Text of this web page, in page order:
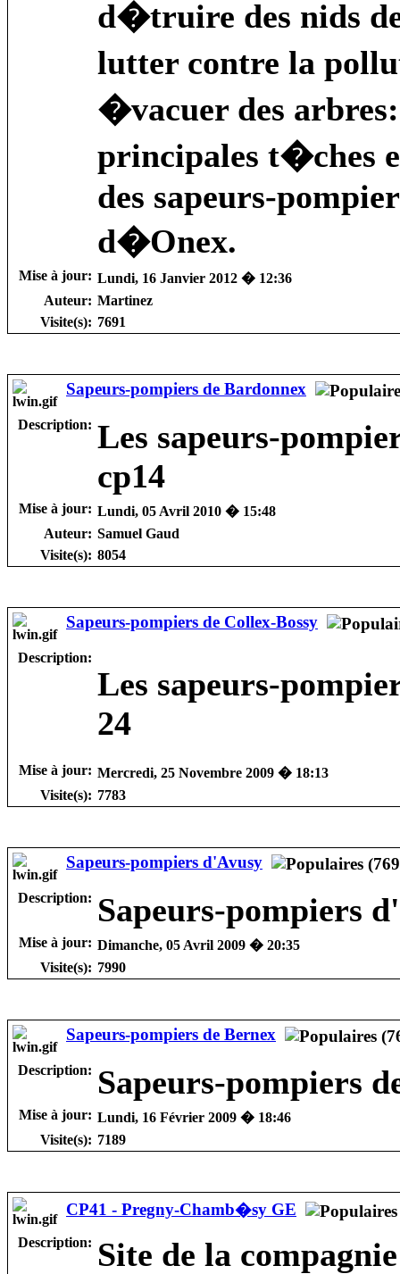
d�truire des nids
lutter contre la
�vacuer des
principales t�ches
des sapeurs-
d�Onex.
Mise à jour: Lundi, 16 Janvier 2012 � 12:36
Auteur: Martinez
Visite(s): 7691
Sapeurs-pompiers de Bardonnex
Description: Les sapeurs-
cp14
Mise à jour: Lundi, 05 Avril 2010 � 15:48
Auteur: Samuel Gaud
Visite(s): 8054
Sapeurs-pompiers de Collex-Bossy
Description:
Les sapeurs-
24
Mise à jour: Mercredi, 25 Novembre 2009 � 18:13
Visite(s): 7783
Sapeurs-pompiers d'Avusy
Description: Sapeurs-pompiers
Mise à jour: Dimanche, 05 Avril 2009 � 20:35
Visite(s): 7990
Sapeurs-pompiers de Bernex
Description: Sapeurs-pompiers
Mise à jour: Lundi, 16 Février 2009 � 18:46
Visite(s): 7189
CP41 - Pregny-Chamb�sy GE
Description: Site de la